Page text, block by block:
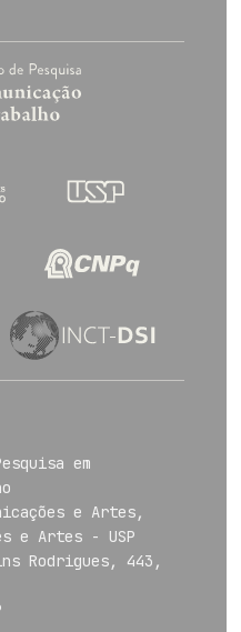
em
e Artes,
e Artes - USP
Rodrigues, 443,